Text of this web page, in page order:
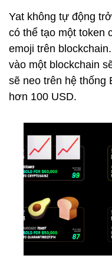
Yat không tự động
có thể tạo một token
emoji trên
vào một blockchain
sẽ neo trên hệ thống
hơn 100 USD.